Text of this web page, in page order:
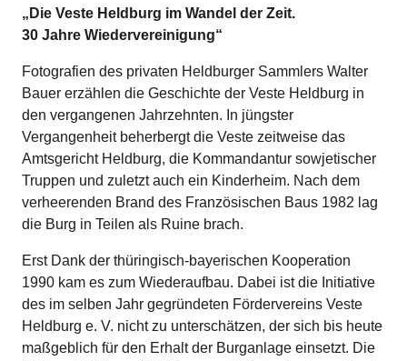
„Die Veste Heldburg im Wandel der Zeit.
30 Jahre Wiedervereinigung“
Fotografien des privaten Heldburger Sammlers Walter
Bauer erzählen die Geschichte der Veste Heldburg in
den vergangenen Jahrzehnten. In jüngster
Vergangenheit beherbergt die Veste zeitweise das
Amtsgericht Heldburg, die Kommandantur sowjetischer
Truppen und zuletzt auch ein Kinderheim. Nach dem
verheerenden Brand des Französischen Baus 1982 lag
die Burg in Teilen als Ruine brach.
Erst Dank der thüringisch-bayerischen Kooperation
1990 kam es zum Wiederaufbau. Dabei ist die Initiative
des im selben Jahr gegründeten Fördervereins Veste
Heldburg e. V. nicht zu unterschätzen, der sich bis heute
maßgeblich für den Erhalt der Burganlage einsetzt. Die